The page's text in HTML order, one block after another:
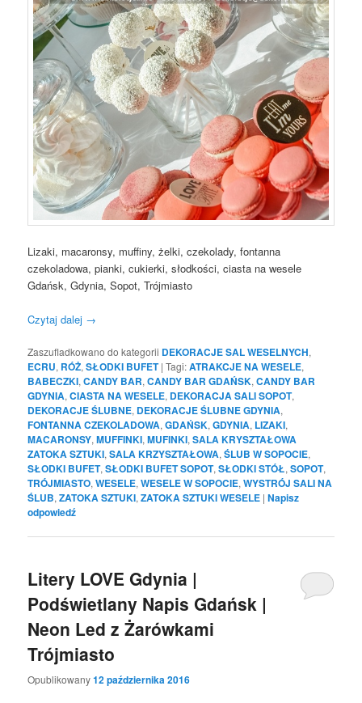
Lizaki, macaronsy, muffiny, żelki, czekolady, fontanna
czekoladowa, pianki, cukierki, słodkości, ciasta na wesele
Gdańsk, Gdynia, Sopot, Trójmiasto
Czytaj dalej →
Zaszufladkowano do kategorii DEKORACJE SAL WESELNYCH,
ECRU, RÓŻ,SŁODKI BUFET |Tagi:ATRAKCJE NA WESELE,
BABECZKI,CANDY BAR,CANDY BAR GDAŃSK,CANDY BAR
GDYNIA,CIASTA NA WESELE, DEKORACJA SALI SOPOT,
DEKORACJE ŚLUBNE, DEKORACJE ŚLUBNE GDYNIA,
FONTANNA CZEKOLADOWA,GDAŃSK,GDYNIA, LIZAKI,
MACARONSY,MUFFINKI,MUFINKI,SALA KRYSZTAŁOWA
ZATOKA SZTUKI,SALA KRZYSZTAŁOWA,ŚLUB W SOPOCIE,
SŁODKI BUFET,SŁODKI BUFET SOPOT,SŁODKI STÓŁ,SOPOT,
TRÓJMIASTO,WESELE,WESELE W SOPOCIE,WYSTRÓJ SALI NA
ŚLUB,ZATOKA SZTUKI,ZATOKA SZTUKI WESELE |Napisz
odpowiedź
Litery LOVE Gdynia |
Podświetlany Napis Gdańsk |
Neon Led z Żarówkami
Trójmiasto
Opublikowany12 października 2016